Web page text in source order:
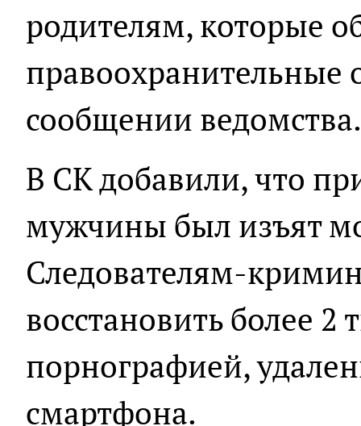
родителям, которые
правоохранительные
сообщении ведомства.
В СК добавили, что
мужчины был изъят
Следователям-
восстановить более 2
порнографией,
смартфона.